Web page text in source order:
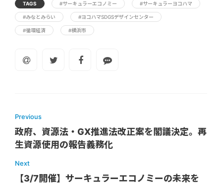
TAGS #サーキュラーエコノミー #サーキュラーヨコハマ
#みなとみらい #ヨコハマSDGSデザインセンター
#循環経済 #横浜市
Previous
政府、資源法・GX推進法改正案を閣議決定。再
生資源使用の報告義務化
Next
【3/7開催】サーキュラーエコノミーの未来を